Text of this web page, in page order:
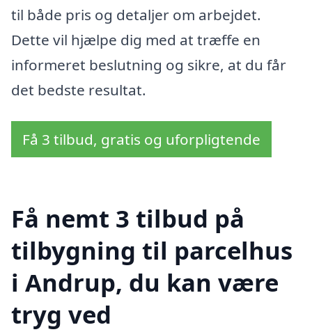
til både pris og detaljer om arbejdet.
Dette vil hjælpe dig med at træffe en
informeret beslutning og sikre, at du får
det bedste resultat.
Få 3 tilbud, gratis og uforpligtende
Få nemt 3 tilbud på
tilbygning til parcelhus
i Andrup, du kan være
tryg ved